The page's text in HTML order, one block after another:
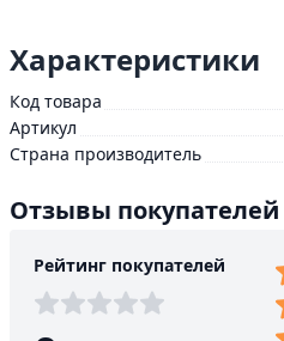
Характеристики
Код товара
Артикул
Страна производитель
Отзывы покупателей
Рейтинг покупателей